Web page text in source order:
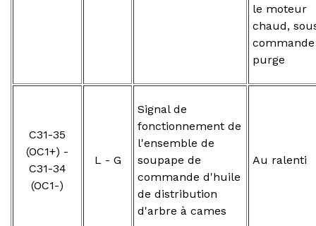
le moteur
chaud,
purge
C31-35
(OC1+) -
C31-34
(OC1-)
L - G
Signal de
fonctionnement de
l'ensemble de
soupape de
commande d'huile
de distribution
d'arbre à cames
Au ralenti